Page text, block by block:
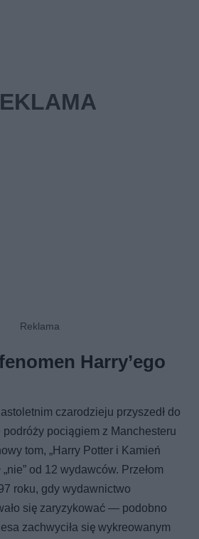
Harry’ego
czarodzieju przyszedł do
pociągiem z Manchesteru
tom, „Harry Potter i Kamień
„nie” od 12 wydawców. Przełom
roku, gdy wydawnictwo
się zaryzykować — podobno
zachwyciła się wykreowanym